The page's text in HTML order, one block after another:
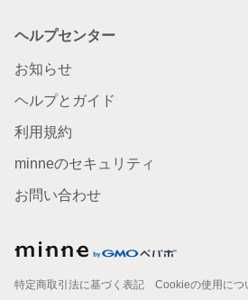
ヘルプセンター
お知らせ
ヘルプとガイド
利用規約
minneのセキュリティ
お問い合わせ
特定商取引法に基づく表記
Cookieの使用につ